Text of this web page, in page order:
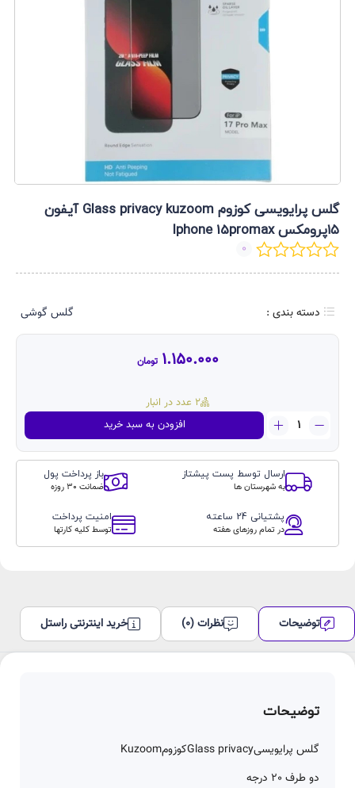
گلس پرایویسی کوزوم Glass privacy kuzoom آیفون
۱۵پرومکس Iphone 15promax
0
دسته بندی : گلس گوشی
1.150.000 تومان
2 عدد در انبار
کوزوم
privacy
۱۵پرومکس
Iphone
افزودن به سبد خرید
ارسال توسط پست پیشتاز
به شهرستان ها
باز پرداخت پول
ضمانت 30 روزه
پشتیانی 24 ساعته
در تمام روزهای هفته
امنیت پرداخت
توسط کلیه کارتها
توضیحات نظرات (0) خرید اینترنتی راستل
توضیحات
گلس پرایویسیGlass privacyکوزومKuzoom
دو طرف 20 درجه